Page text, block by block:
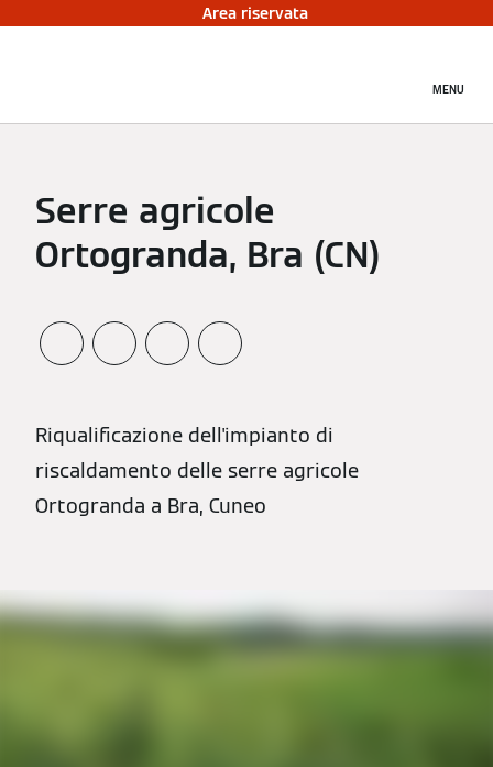
Area riservata
MENU
Serre agricole
Ortogranda, Bra (CN)
Riqualificazione dell'impianto di
riscaldamento delle serre agricole
Ortogranda a Bra, Cuneo